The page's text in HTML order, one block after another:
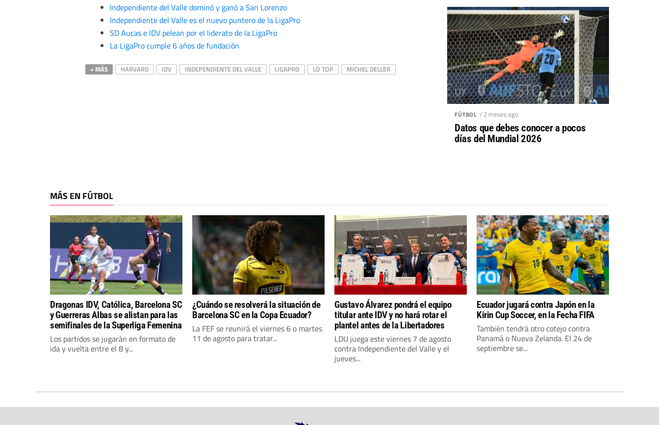
Independiente del Valle dominó y ganó a San Lorenzo
Independiente del Valle es el nuevo puntero de la LigaPro
SD Aucas e IDV pelean por el liderato de la LigaPro
La LigaPro cumple 6 años de fundación
+ MÁS HARVARD IDV INDEPENDIENTE DEL VALLE LIGAPRO LO TOP MICHEL DELLER
FÚTBOL / 2 meses ago
Datos que debes conocer a pocos
días del Mundial 2026
MÁS EN FÚTBOL
Dragonas IDV, Católica, Barcelona SC
y Guerreras Albas se alistan para las
semifinales de la Superliga Femenina
Los partidos se jugarán en formato de
ida y vuelta entre el 8 y...
¿Cuándo se resolverá la situación de
Barcelona SC en la Copa Ecuador?
La FEF se reunirá el viernes 6 o martes
11 de agosto para tratar...
Gustavo Álvarez pondrá el equipo
titular ante IDV y no hará rotar el
plantel antes de la Libertadores
LDU juega este viernes 7 de agosto
contra Independiente del Valle y el
jueves...
Ecuador jugará contra Japón en la
Kirin Cup Soccer, en la Fecha FIFA
También tendrá otro cotejo contra
Panamá o Nueva Zelanda. El 24 de
septiembre se...